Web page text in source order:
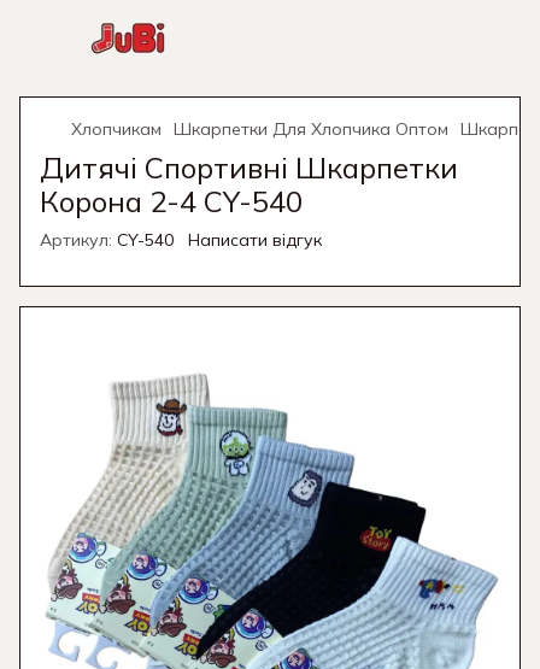
Хлопчикам Шкарпетки Для Хлопчика Оптом
Дитячі Спортивні Шкарпетки
Корона 2-4 CY-540
Артикул: CY-540 Написати відгук